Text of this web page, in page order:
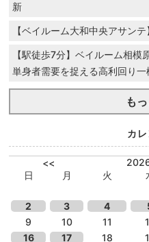
新
【ベイルーム大和中央アサ
【駅徒歩7分】ベイルーム相
単身者需要を捉える高利回り一
も
カ
<<
日
月 火
2
3 4
9
10 11
16
17 18